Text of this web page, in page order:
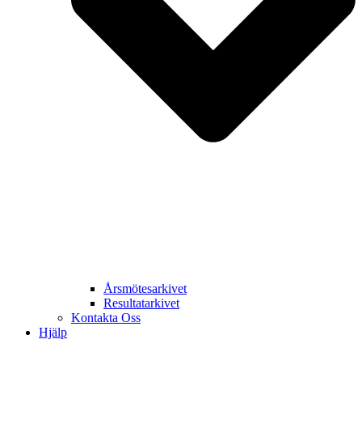
Årsmötesarkivet
Resultatarkivet
Kontakta Oss
Hjälp